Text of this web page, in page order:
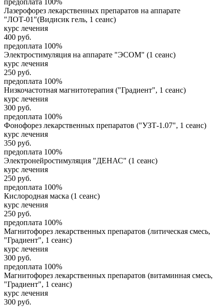
Лазерофорез лекарственных препаратов на аппарате
"ЛОТ-01"(Видисик гель, 1 сеанс)
курс лечения
400 руб.
предоплата 100%
Электростимуляция на аппарате "ЭСОМ" (1 сеанс)
курс лечения
250 руб.
предоплата 100%
Низкочастотная магнитотерапия ("Градиент", 1 сеанс)
курс лечения
300 руб.
предоплата 100%
Фонофорез лекарственных препаратов ("УЗТ-1.07", 1 сеанс)
курс лечения
350 руб.
предоплата 100%
Электронейростимуляция "ДЕНАС" (1 сеанс)
курс лечения
250 руб.
предоплата 100%
Кислородная маска (1 сеанс)
курс лечения
250 руб.
предоплата 100%
Магнитофорез лекарственных препаратов (литическая смесь,
"Градиент", 1 сеанс)
курс лечения
300 руб.
предоплата 100%
Магнитофорез лекарственных препаратов (витаминная смесь,
"Градиент", 1 сеанс)
курс лечения
300 руб.